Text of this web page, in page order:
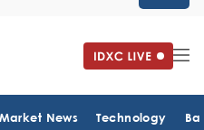
Market News Technology